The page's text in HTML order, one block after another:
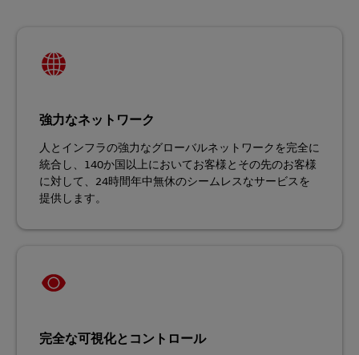
強力なネットワーク
人とインフラの強力なグローバルネットワークを完全に
統合し、140か国以上においてお客様とその先のお客様
に対して、24時間年中無休のシームレスなサービスを
提供します。
完全な可視化とコントロール